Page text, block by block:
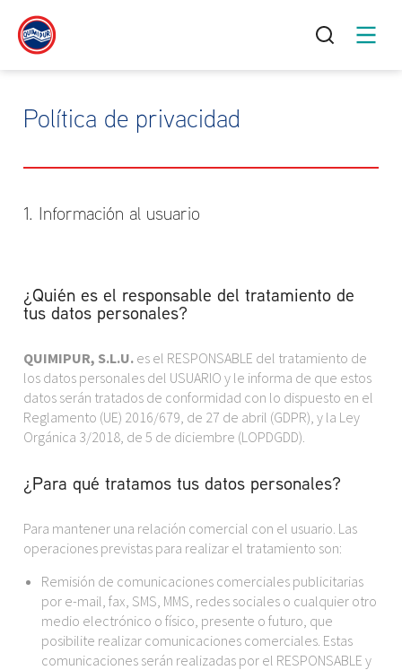
Política de privacidad
1. Información al usuario
¿Quién es el responsable del tratamiento de
tus datos personales?
QUIMIPUR, S.L.U. es el RESPONSABLE del tratamiento de
los datos personales del USUARIO y le informa de que estos
datos serán tratados de conformidad con lo dispuesto en el
Reglamento (UE) 2016/679, de 27 de abril (GDPR), y la Ley
Orgánica 3/2018, de 5 de diciembre (LOPDGDD).
¿Para qué tratamos tus datos personales?
Para mantener una relación comercial con el usuario. Las
operaciones previstas para realizar el tratamiento son:
Remisión de comunicaciones comerciales publicitarias
por e-mail, fax, SMS, MMS, redes sociales o cualquier otro
medio electrónico o físico, presente o futuro, que
posibilite realizar comunicaciones comerciales. Estas
comunicaciones serán realizadas por el RESPONSABLE y